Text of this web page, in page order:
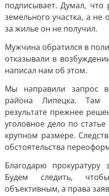
подписывает. Думал,
земельного участка, а
за жилье он не получил.
Мужчина обратился в
отказывали в
написал нам об этом.
Мы направили запрос в
района Липецка. Там
результате прежнее
уголовное дело по
крупном размере.
обстоятельства
Благодарю
Будем следить,
объективным, а права